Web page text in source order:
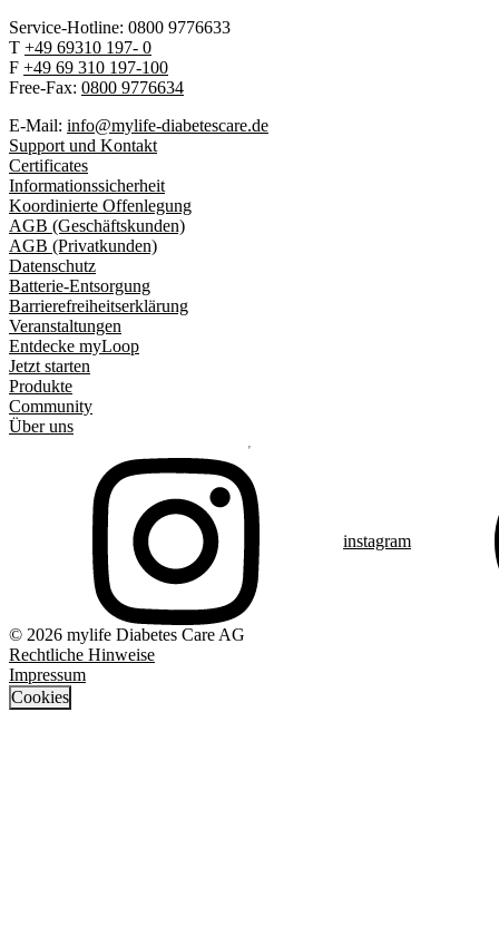
Service-Hotline: 0800 9776633
T +49 69310 197- 0
F +49 69 310 197-100
Free-Fax: 0800 9776634
E-Mail: info@mylife-diabetescare.de
Support und Kontakt
Certificates
Informationssicherheit
Koordinierte Offenlegung
AGB (Geschäftskunden)
AGB (Privatkunden)
Datenschutz
Batterie-Entsorgung
Barrierefreiheitserklärung
Veranstaltungen
Entdecke myLoop
Jetzt starten
Produkte
Community
Über uns
instagram
© 2026 mylife Diabetes Care AG
Rechtliche Hinweise
Impressum
Cookies